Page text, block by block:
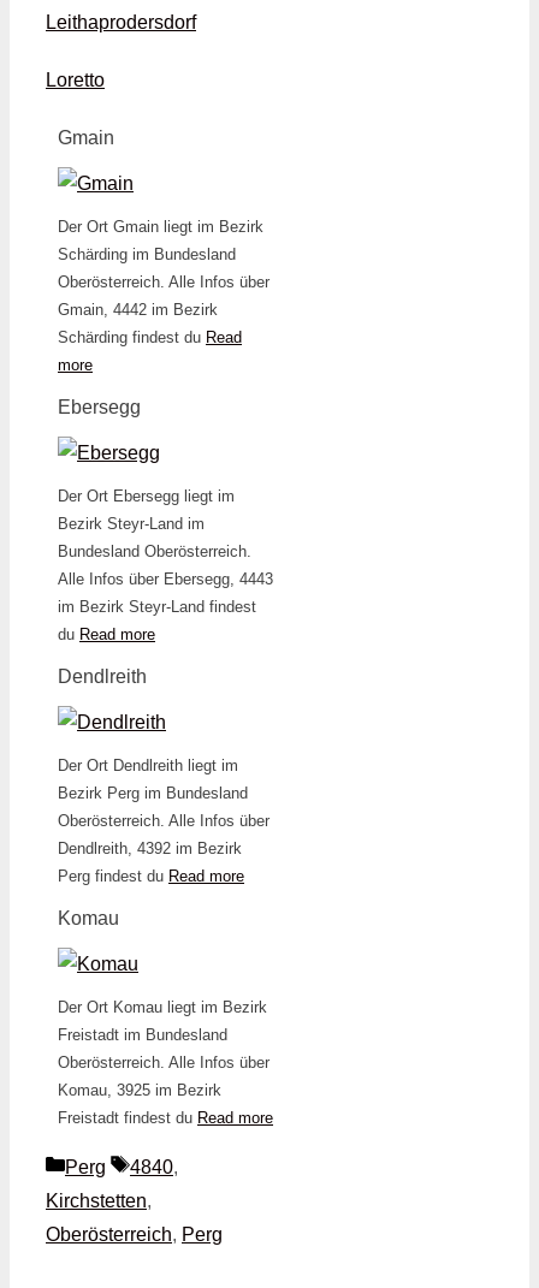
Leithaprodersdorf
Loretto
Gmain
Der Ort Gmain liegt im Bezirk
Schärding im Bundesland
Oberösterreich. Alle Infos über
Gmain, 4442 im Bezirk
Schärding findest du Read
more
Ebersegg
Der Ort Ebersegg liegt im
Bezirk Steyr-Land im
Bundesland Oberösterreich.
Alle Infos über Ebersegg, 4443
im Bezirk Steyr-Land findest
du Read more
Dendlreith
Der Ort Dendlreith liegt im
Bezirk Perg im Bundesland
Oberösterreich. Alle Infos über
Dendlreith, 4392 im Bezirk
Perg findest du Read more
Komau
Der Ort Komau liegt im Bezirk
Freistadt im Bundesland
Oberösterreich. Alle Infos über
Komau, 3925 im Bezirk
Freistadt findest du Read more
Kategorien
Perg Schlagwörter
4840,
Kirchstetten,
Oberösterreich, Perg